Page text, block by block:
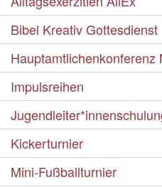
Bibel Kreativ Gottesdienst
Hauptamtlichenkonferenz
Impulsreihen
Kickerturnier
Mini-Fußballturnier